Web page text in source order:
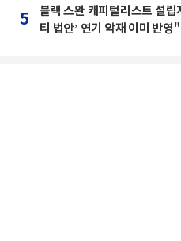
5
블랙 스완 캐피털리스트 설립
티 법안’ 연기 악재 이미 반영"